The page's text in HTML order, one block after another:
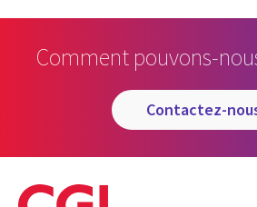
Comment pouvons-
contactez-